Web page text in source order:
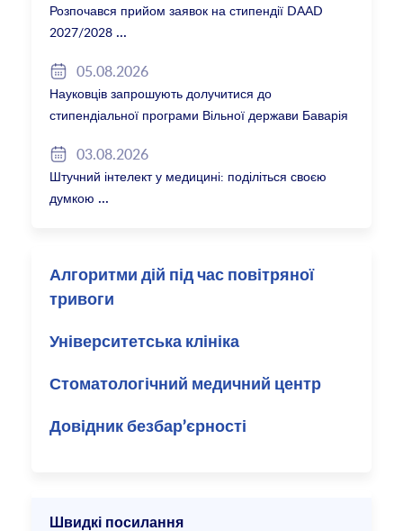
Розпочався прийом заявок на стипендії DAAD
2027/2028
05.08.2026
Науковців запрошують долучитися до
стипендіальної програми Вільної держави Баварія
03.08.2026
Штучний інтелект у медицині: поділіться своєю
думкою
Алгоритми дій під час повітряної
тривоги
Університетська клініка
Стоматологічний медичний центр
Довідник безбар’єрності
Швидкі посилання